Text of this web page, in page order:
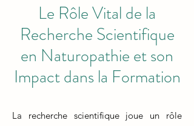
Le Rôle Vital de la
Recherche Scientifique
en Naturopathie et son
Impact dans la Formation
La recherche scientifique joue un rôle